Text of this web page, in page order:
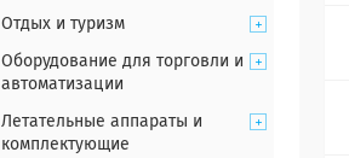
Отдых и туризм
Оборудование для торговли и
автоматизации
Летательные аппараты и
комплектующие